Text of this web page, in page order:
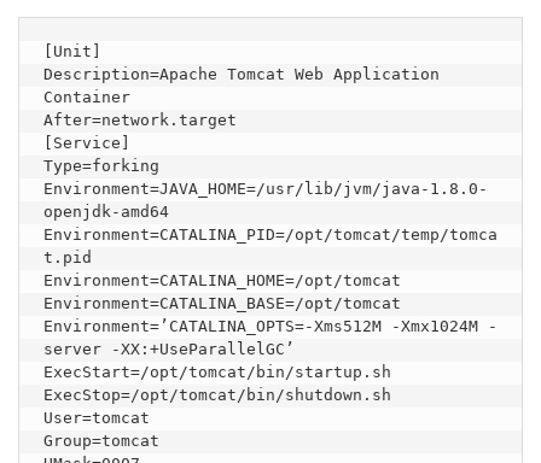
[Unit]
Description=Apache Tomcat Web Application
Container
After=network.target
[Service]
Type=forking
Environment=JAVA_HOME=/usr/lib/jvm/java-1.8.0-
openjdk-amd64
Environment=CATALINA_PID=/opt/tomcat/temp/tomca
t.pid
Environment=CATALINA_HOME=/opt/tomcat
Environment=CATALINA_BASE=/opt/tomcat
Environment=’CATALINA_OPTS=-Xms512M -Xmx1024M -
server -XX:+UseParallelGC’
ExecStart=/opt/tomcat/bin/startup.sh
ExecStop=/opt/tomcat/bin/shutdown.sh
User=tomcat
Group=tomcat